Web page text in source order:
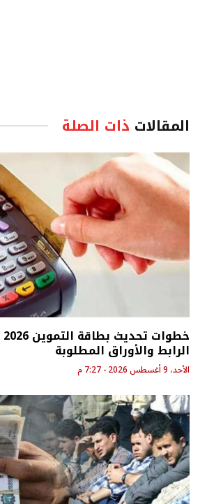
المقالات ذات الصلة
الرابط والأوراق المطلوبة
الأحد، 9 أغسطس 2026 - 7:27 م